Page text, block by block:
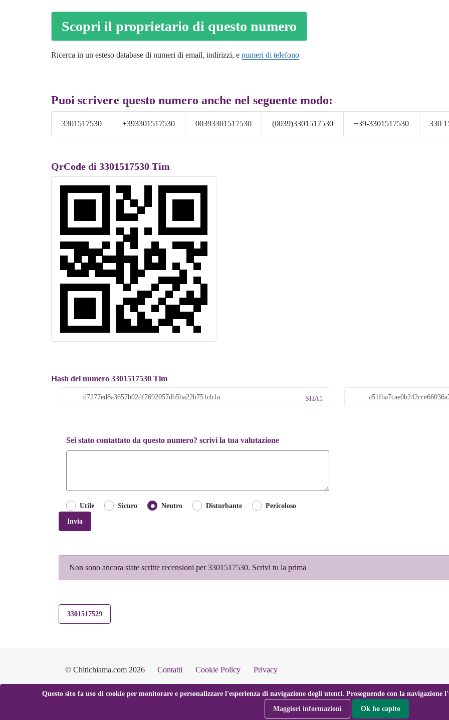
Scopri il proprietario di questo numero
Ricerca in un esteso database di numeri di email, indirizzi, e numeri di telefono
Puoi scrivere questo numero anche nel seguente modo:
3301517530 +393301517530 00393301517530 (0039)3301517530 +39-3301517530 330
QrCode di 3301517530 Tim
Hash del numero 3301517530 Tim
SHA1
Sei stato contattato da questo numero? scrivi la tua valutazione
Utile Sicuro Neutro Disturbante
Pericoloso
Invia
Non sono ancora state scritte recensioni per 3301517530. Scrivi tu la prima
3301517529
© Chitichiama.com 2026 Contatti Cookie Policy Privacy
Questo sito fa uso di cookie per monitorare e personalizzare l'esperienza di navigazione degli utenti. Proseguendo con la
Maggiori informazioni
Ok ho capito